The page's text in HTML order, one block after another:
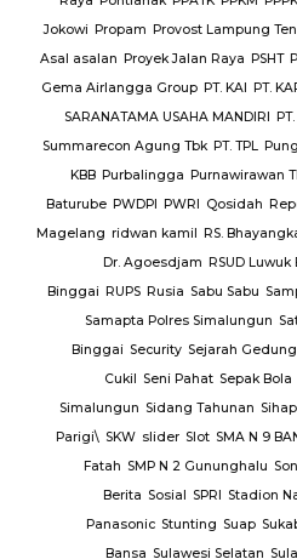
Jokowi Propam Provost Lampung
Asal asalan Proyek Jalan Raya PSHT
Gema Airlangga Group PT. KAI PT.
SARANATAMA USAHA MANDIRI
Summarecon Agung Tbk PT. TPL
KBB Purbalingga Purnawirawan
Baturube PWDPI PWRI Qosidah
Magelang ridwan kamil RS.
Dr. Agoesdjam RSUD
Binggai RUPS Rusia Sabu Sabu
Samapta Polres Simalungun
Binggai Security Sejarah
Cukil Seni Pahat Sepak Bola
Simalungun Sidang Tahunan
Parigi\ SKW slider Slot SMA N 9
Fatah SMP N 2 Gununghalu
Berita Sosial SPRI Stadion
Panasonic Stunting Suap
Bansa Sulawesi Selatan